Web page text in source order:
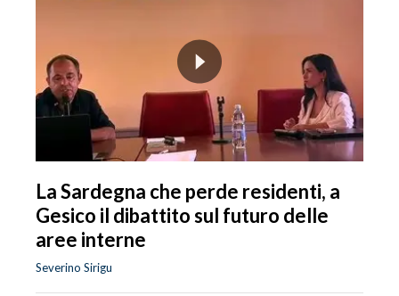
La Sardegna che perde residenti, a
Gesico il dibattito sul futuro delle
aree interne
Severino Sirigu